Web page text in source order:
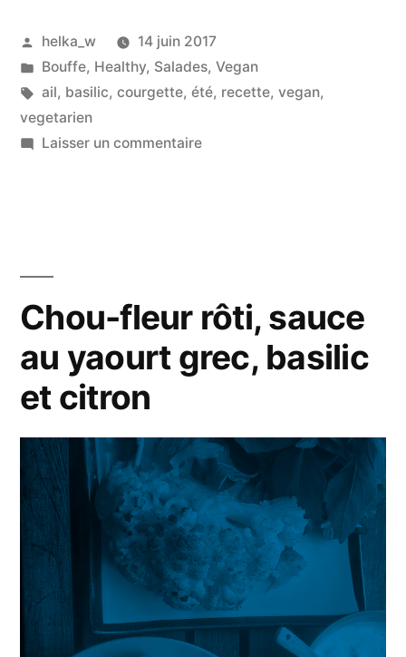
à
l’ail
au
Publié
par
helka_w
14 juin 2017
Publié
dans
Bouffe, Healthy, Salades, Vegan
Étiquettes :
ail, basilic, courgette, été, recette, vegan,
vegetarien
Laisser un commentairesur
au
Chou-fleur rôti, sauce
au yaourt grec, basilic
et citron